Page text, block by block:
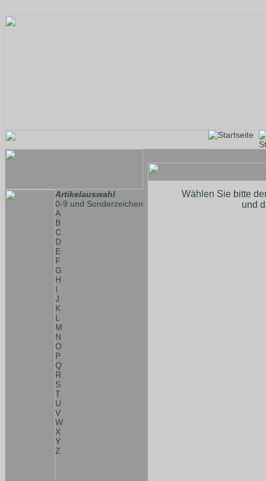
Artikelauswahl
0-9 und Sonderzeichen
A
B
C
D
E
F
G
H
I
J
K
L
M
N
O
P
Q
R
S
T
U
V
W
X
Y
Z
Wählen Sie bitte
und